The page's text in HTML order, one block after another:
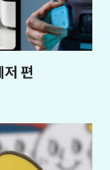
편